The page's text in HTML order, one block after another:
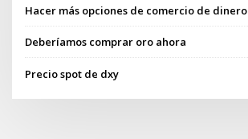
Hacer más opciones de comercio de dinero
Deberíamos comprar oro ahora
Precio spot de dxy